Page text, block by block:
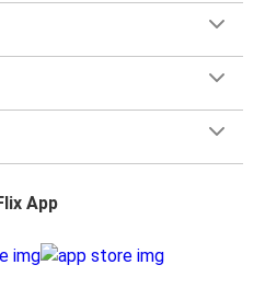
App